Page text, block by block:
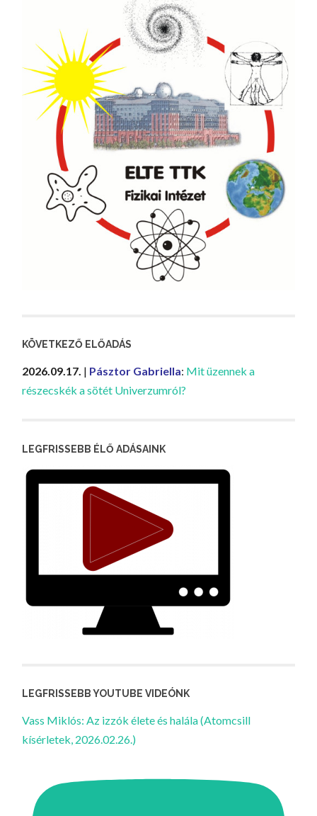
KÖVETKEZŐ ELŐADÁS
2026.09.17. | Pásztor Gabriella: Mit üzennek a
részecskék a sötét Univerzumról?
LEGFRISSEBB ÉLŐ ADÁSAINK
LEGFRISSEBB YOUTUBE VIDEÓNK
Vass Miklós: Az izzók élete és halála (Atomcsill
kísérletek, 2026.02.26.)